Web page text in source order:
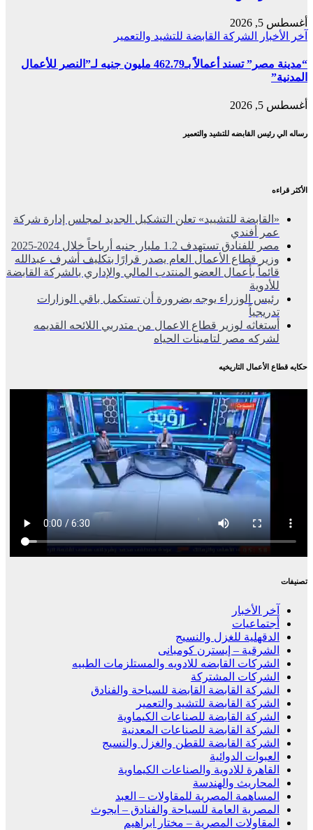
أغسطس 5, 2026
آخر الأخبار
الشركة القابضة للتشيد والتعمير
“مدينة مصر” تسند أعمالاً بـ462.79 مليون جنيه لـ”النصر للأعمال
المدنية”
أغسطس 5, 2026
رساله الي رئيس القابضه للتشيد والتعمير
الأكثر قراءه
«القابضة للتشييد» تعلن التشكيل الجديد لمجلس إدارة شركة
عمر أفندي
مصر للفنادق تستهدف 1.2 مليار جنيه أرباحاً خلال 2024-2025
وزير قطاع الأعمال العام يصدر قرارًا بتكليف أشرف عبدالله
قائماً بأعمال العضو المنتدب المالي والإداري بالشركة القابضة
للأدوية
رئيس الوزراء يوجه بضرورة أن تستكمل باقي الوزارات
تدريجياً
أستغاثه لوزير قطاع الاعمال من متدربي اللائحه القديمه
لشركه مصر لتامينات الحياه
حكايه قطاع الأعمال التاريخيه
تصنيفات
آخر الأخبار
أجتماعيات
الدقهلية للغزل والنسيج
الشرقية – إيسترن كومبانى
الشركات القابضه للادويه والمستلزمات الطبيه
الشركات المشتركة
الشركة القابضة القابضة للسياحة والفنادق
الشركة القابضة للتشيد والتعمير
الشركة القابضة للصناعات الكيماوية
الشركة القابضة للصناعات المعدنية
الشركة القابضة للقطن والغزل والنسيج
العبوات الدوائية
القاهرة للادوية والصناعات الكيماوية
المحاريث والهندسة
المساهمة المصرية للمقاولات – العبد
المصرية العامة للسياحة والفنادق – ايجوث
المقاولات المصرية – مختار ابراهيم